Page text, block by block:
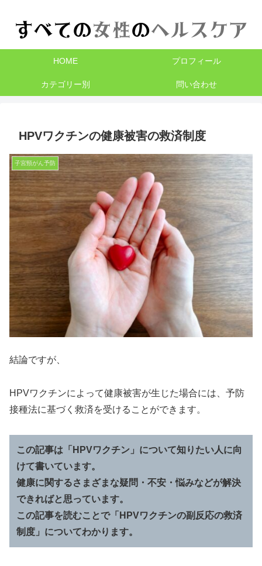
HOME プロフィール
カテゴリー別 問い合わせ
HPVワクチンの健康被害の救済制度
子宮頸がん予防
結論ですが、
HPVワクチンによって健康被害が生じた場合には、予防
接種法に基づく救済を受けることができます。
この記事は「HPVワクチン」について知りたい人に向
けて書いています。
健康に関するさまざまな疑問・不安・悩みなどが解決
できればと思っています。
この記事を読むことで「HPVワクチンの副反応の救済
制度」についてわかります。